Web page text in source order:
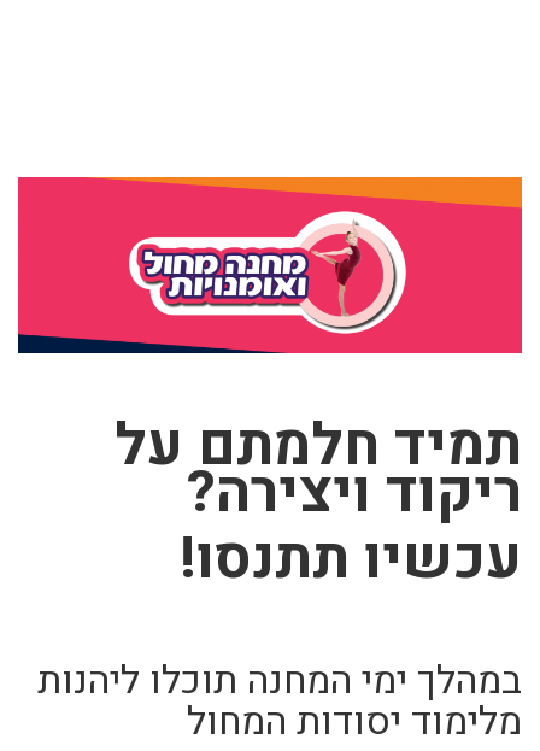
תמיד חלמתם על
ריקוד ויצירה?
עכשיו תתנסו!
במהלך ימי המחנה תוכלו ליהנות
מלימוד יסודות המחול